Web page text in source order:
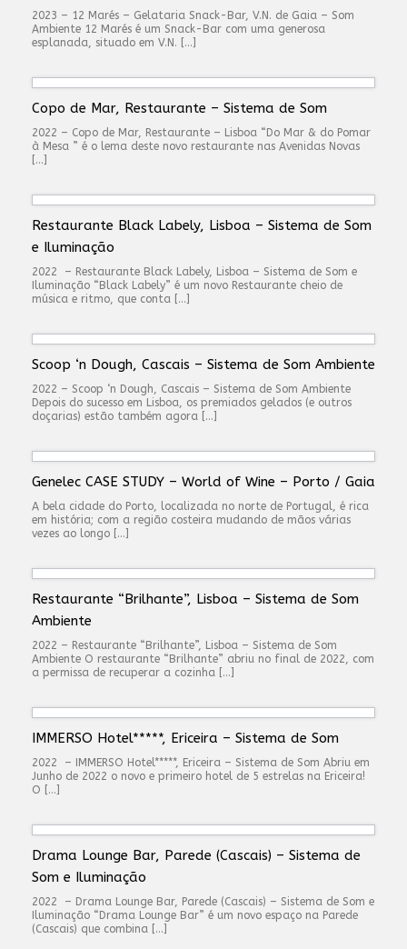
2023 – 12 Marés – Gelataria Snack-Bar, V.N. de Gaia – Som
Ambiente 12 Marés é um Snack-Bar com uma generosa
esplanada, situado em V.N. […]
Copo de Mar, Restaurante – Sistema de Som
2022 – Copo de Mar, Restaurante – Lisboa “Do Mar & do Pomar
à Mesa ” é o lema deste novo restaurante nas Avenidas Novas
[…]
Restaurante Black Labely, Lisboa – Sistema de Som
e Iluminação
2022 – Restaurante Black Labely, Lisboa – Sistema de Som e
Iluminação “Black Labely” é um novo Restaurante cheio de
música e ritmo, que conta […]
Scoop ‘n Dough, Cascais – Sistema de Som Ambiente
2022 – Scoop ‘n Dough, Cascais – Sistema de Som Ambiente
Depois do sucesso em Lisboa, os premiados gelados (e outros
doçarias) estão também agora […]
Genelec CASE STUDY – World of Wine – Porto / Gaia
A bela cidade do Porto, localizada no norte de Portugal, é rica
em história; com a região costeira mudando de mãos várias
vezes ao longo […]
Restaurante “Brilhante”, Lisboa – Sistema de Som
Ambiente
2022 – Restaurante “Brilhante”, Lisboa – Sistema de Som
Ambiente O restaurante “Brilhante” abriu no final de 2022, com
a permissa de recuperar a cozinha […]
IMMERSO Hotel*****, Ericeira – Sistema de Som
2022 – IMMERSO Hotel*****, Ericeira – Sistema de Som Abriu em
Junho de 2022 o novo e primeiro hotel de 5 estrelas na Ericeira!
O […]
Drama Lounge Bar, Parede (Cascais) – Sistema de
Som e Iluminação
2022 – Drama Lounge Bar, Parede (Cascais) – Sistema de Som e
Iluminação “Drama Lounge Bar” é um novo espaço na Parede
(Cascais) que combina […]